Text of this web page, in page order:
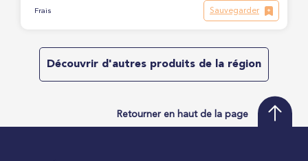
Frais Sauvegarder
Découvrir d'autres produits de la région
Retourner en haut de la page